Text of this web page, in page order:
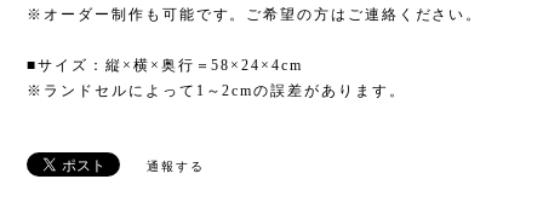
※オーダー制作も可能です。ご希望の方はご連絡ください。
■サイズ：縦×横×奥行＝58×24×4cm
※ランドセルによって1～2cmの誤差があります。
通報する